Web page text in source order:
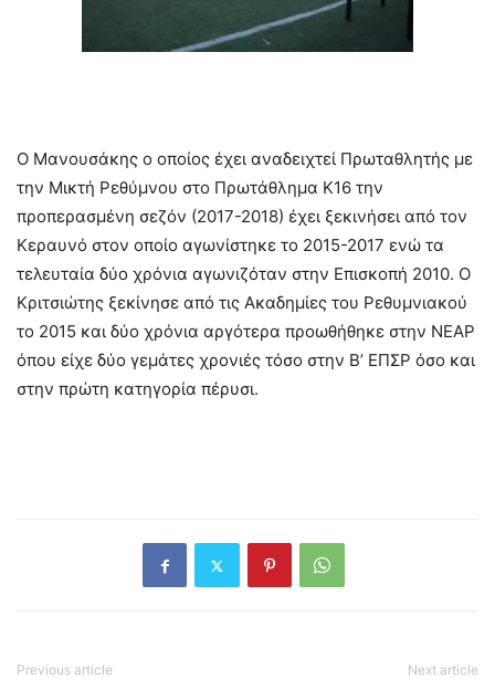
Ο Μανουσάκης ο οποίος έχει αναδειχτεί Πρωταθλητής με
την Μικτή Ρεθύμνου στο Πρωτάθλημα Κ16 την
προπερασμένη σεζόν (2017-2018) έχει ξεκινήσει από τον
Κεραυνό στον οποίο αγωνίστηκε το 2015-2017 ενώ τα
τελευταία δύο χρόνια αγωνιζόταν στην Επισκοπή 2010. Ο
Κριτσιώτης ξεκίνησε από τις Ακαδημίες του Ρεθυμνιακού
το 2015 και δύο χρόνια αργότερα προωθήθηκε στην ΝΕΑΡ
όπου είχε δύο γεμάτες χρονιές τόσο στην Β’ ΕΠΣΡ όσο και
στην πρώτη κατηγορία πέρυσι.
Previous article Next article